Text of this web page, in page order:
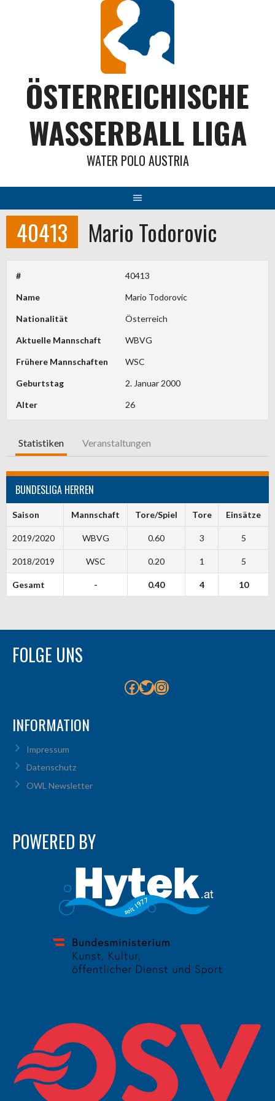
ÖSTERREICHISCHE
WASSERBALL LIGA
WATER POLO AUSTRIA
40413 Mario Todorovic
# 40413
Name Mario Todorovic
Nationalität Österreich
Aktuelle Mannschaft WBVG
Frühere Mannschaften WSC
Geburtstag 2. Januar 2000
Alter 26
Statistiken Veranstaltungen
BUNDESLIGA HERREN
Saison Mannschaft Tore/Spiel Tore Einsätze
2019/2020 WBVG 0.60 3 5
2018/2019 WSC 0.20 1 5
Gesamt - 0.40 4 10
FOLGE UNS
Facebook
Twitter
Instagram
INFORMATION
Impressum
Datenschutz
OWL Newsletter
POWERED BY